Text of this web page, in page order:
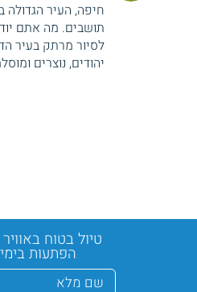
חיפה, העיר הגדולה
תושבים. מה אתם
לסיור מרתק בעיר
יהודים, נוצרים
טיול בטוח
הפתעות